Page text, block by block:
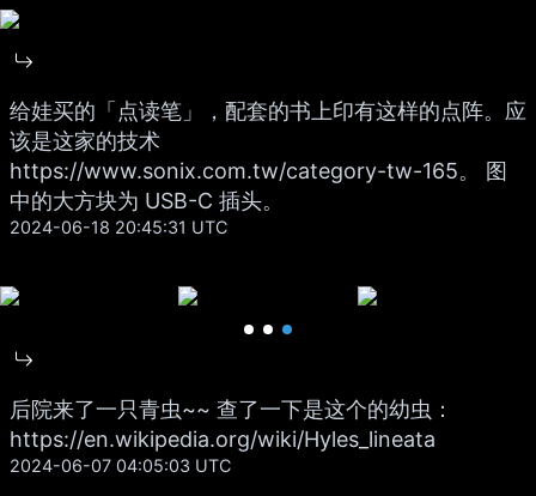
给娃买的「点读笔」，配套的书上印有这样的点阵。应
该是这家的技术
https://www.sonix.com.tw/category-tw-165。 图
中的大方块为 USB-C 插头。
2024-06-18 20:45:31 UTC
后院来了一只青虫~~ 查了一下是这个的幼虫：
https://en.wikipedia.org/wiki/Hyles_lineata
2024-06-07 04:05:03 UTC